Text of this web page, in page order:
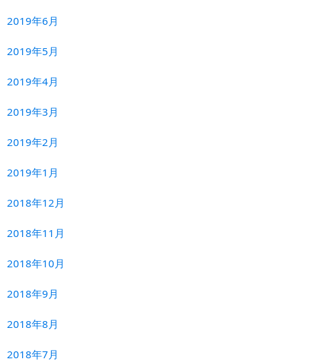
2019年6月
2019年5月
2019年4月
2019年3月
2019年2月
2019年1月
2018年12月
2018年11月
2018年10月
2018年9月
2018年8月
2018年7月